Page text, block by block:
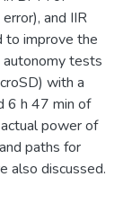
and IIR
to improve the
tests
with a
6 h 47 min of
power of
paths for
also discussed.